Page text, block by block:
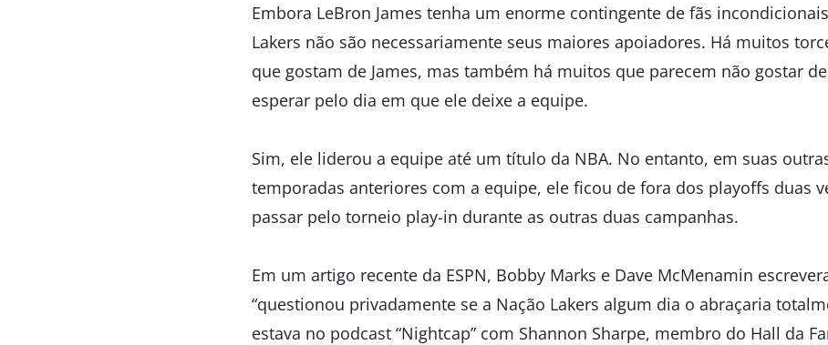
Embora LeBron James tenha um enorme contingente de fãs
Lakers não são necessariamente seus maiores apoiadores. Há muitos
que gostam de James, mas também há muitos que parecem não gostar
esperar pelo dia em que ele deixe a equipe.
Sim, ele liderou a equipe até um título da NBA. No entanto, em suas
temporadas anteriores com a equipe, ele ficou de fora dos playoffs duas
passar pelo torneio play-in durante as outras duas campanhas.
Em um artigo recente da ESPN, Bobby Marks e Dave McMenamin
“questionou privadamente se a Nação Lakers algum dia o abraçaria
estava no podcast “Nightcap” com Shannon Sharpe, membro do Hall da